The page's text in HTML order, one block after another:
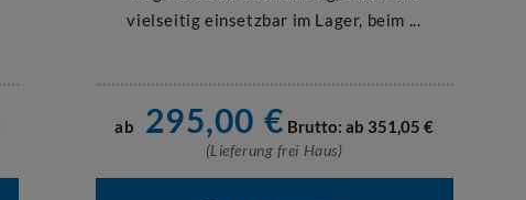
vielseitig einsetzbar im Lager, beim ...
ab 295,00 € Brutto: ab 351,05 €
(Lieferung frei Haus)